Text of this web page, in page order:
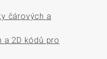
čárových a
a 2D kódů pro